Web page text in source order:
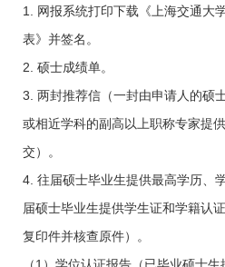
1. 网报系统打印下载《上海交通大
表》并签名。
2. 硕士成绩单。
3. 两封推荐信（一封由申请人的硕
或相近学科的副高以上职称专家提
交）。
4. 往届硕士毕业生提供最高学历、
届硕士毕业生提供学生证和学籍认
复印件并核查原件）。